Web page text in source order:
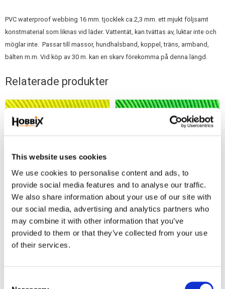
This website uses cookies
We use cookies to personalise content and ads, to
provide social media features and to analyse our traffic.
We also share information about your use of our site with
our social media, advertising and analytics partners who
may combine it with other information that you’ve
provided to them or that they’ve collected from your use
of their services.
PVC waterproof webbing 16 mm. tjocklek ca.2,3 mm. ett mjukt följsamt
konstmaterial som liknas vid läder. Vattentät, kan tvättas av, luktar inte och
möglar inte. Passar till massor, hundhalsband, koppel, träns, armband,
bälten m.m. Vid köp av 30 m. kan en skarv förekomma på denna längd.
Relaterade produkter
Hex 16 mm. Neon
Yellow
1 m. Waterproof webbing Neon
Yellow 16 mm.
Hex 16 mm. Neon
Green.
1 m. Waterproof webbing Neon